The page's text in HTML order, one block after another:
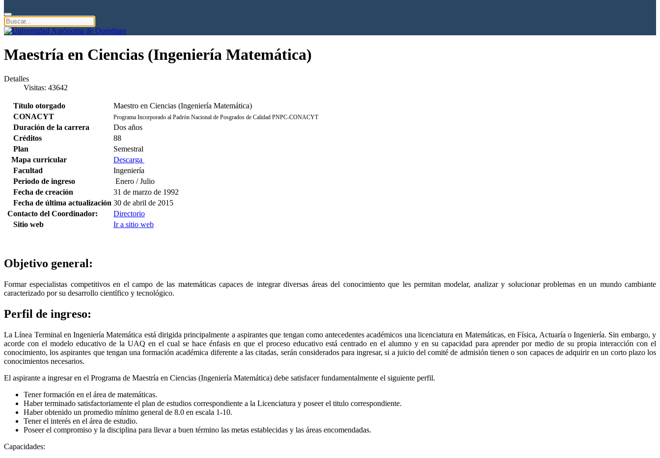
Maestría en Ciencias (Ingeniería Matemática)
Detalles
Visitas: 43642
Título otorgado
Maestro en Ciencias (Ingeniería Matemática)
CONACYT
Programa Incorporado al Padrón Nacional de Posgrados de Calidad PNPC-CONACYT
Duración de la carrera
Dos años
Créditos
88
Plan
Semestral
Mapa curricular
Descarga
Facultad
Ingeniería
Periodo de ingreso
Enero / Julio
Fecha de creación
31 de marzo de 1992
Fecha de última actualización 30 de abril de 2015
Contacto del Coordinador:
Directorio
Sitio web
Ir a sitio web
Objetivo general:
Formar especialistas competitivos en el campo de las matemáticas capaces de integrar diversas áreas del conocimiento que les permitan modelar, analizar y solucionar problemas en un mundo cambiante
caracterizado por su desarrollo científico y tecnológico.
Perfil de ingreso:
La Línea Terminal en Ingeniería Matemática está dirigida principalmente a aspirantes que tengan como antecedentes académicos una licenciatura en Matemáticas, en Física, Actuaría o Ingeniería. Sin embargo, y
acorde con el modelo educativo de la UAQ en el cual se hace énfasis en que el proceso educativo está centrado en el alumno y en su capacidad para aprender por medio de su propia interacción con el
conocimiento, los aspirantes que tengan una formación académica diferente a las citadas, serán considerados para ingresar, si a juicio del comité de admisión tienen o son capaces de adquirir en un corto plazo los
conocimientos necesarios.
El aspirante a ingresar en el Programa de Maestría en Ciencias (Ingeniería Matemática) debe satisfacer fundamentalmente el siguiente perfil.
Tener formación en el área de matemáticas.
Haber terminado satisfactoriamente el plan de estudios correspondiente a la Licenciatura y poseer el titulo correspondiente.
Haber obtenido un promedio mínimo general de 8.0 en escala 1-10.
Tener el interés en el área de estudio.
Poseer el compromiso y la disciplina para llevar a buen término las metas establecidas y las áreas encomendadas.
Capacidades: